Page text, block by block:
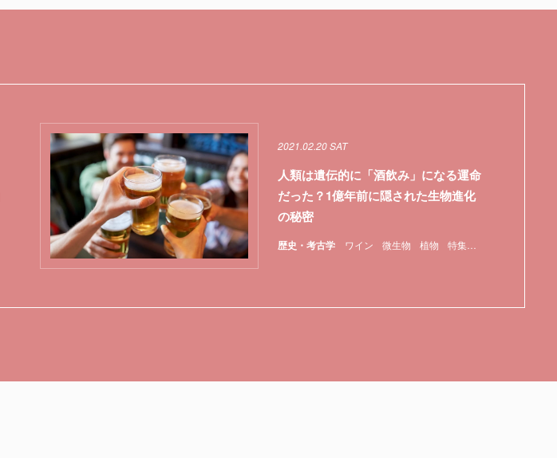
歴史・考古学 ワイン 微生物 植物 特集
2021.02.20 SAT
人類は遺伝的に「酒飲み」になる運命
だった？1億年前に隠された生物進化
の秘密